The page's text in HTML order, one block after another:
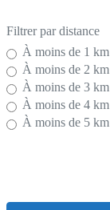
Filtrer par distance
À moins de 1 km
À moins de 2 km
À moins de 3 km
À moins de 4 km
À moins de 5 km